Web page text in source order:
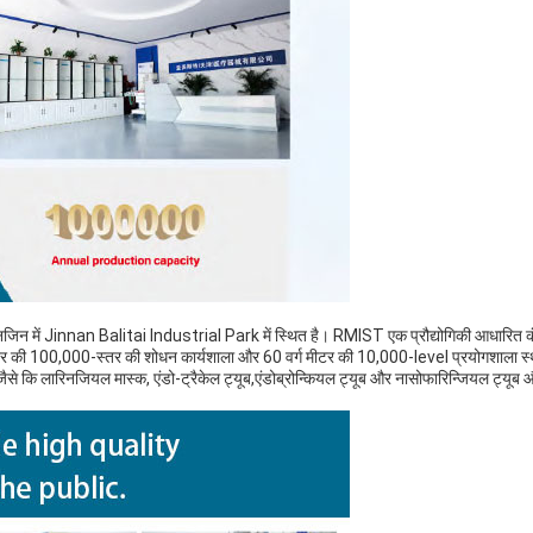
में Jinnan Balitai Industrial Park में स्थित है। RMIST एक प्रौद्योगिकी आधारित
100,000-स्तर की शोधन कार्यशाला और 60 वर्ग मीटर की 10,000-level प्रयोगशाला
जैसे कि लारिनजियल मास्क, एंडो-ट्रैकेल ट्यूब,एंडोब्रोन्कियल ट्यूब और नासोफारिन्जियल